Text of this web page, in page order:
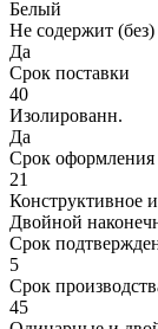
Белый
Не содержит (без)
Да
Срок поставки
40
Изолированн.
Да
Срок оформления
21
Конструктивное
Двойной
Срок
5
Срок
45